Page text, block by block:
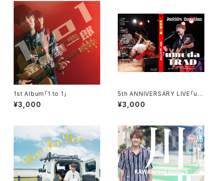
1st Album「1 to 1」
¥3,000
5th ANNIVERSARY LIVE「um
eda TRAD 」DVD
¥3,000